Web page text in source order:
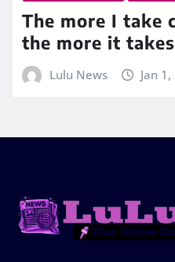
The more I take
the more it
Lulu News Jan